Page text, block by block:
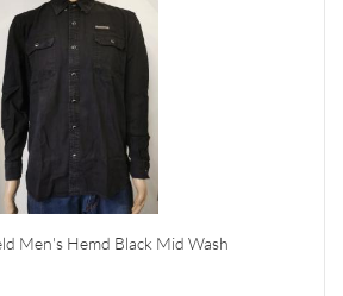
Men's Hemd Black Mid Wash